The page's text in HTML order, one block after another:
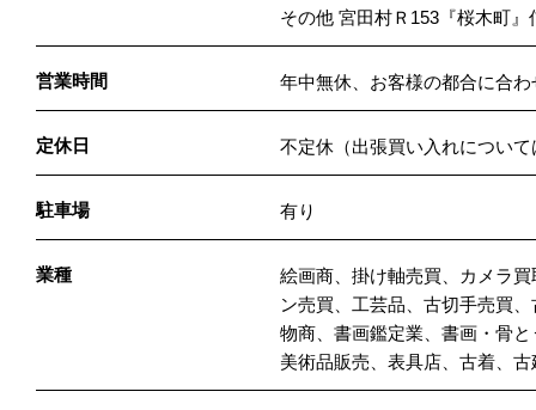
その他 宮田村Ｒ153『桜木町』
営業時間 年中無休、お客様の都合に合わ
定休日 不定休（出張買い入れについて
駐車場 有り
業種
絵画商、掛け軸売買、カメラ
ン売買、工芸品、古切手売買
物商、書画鑑定業、書画・骨
美術品販売、表具店、古着、